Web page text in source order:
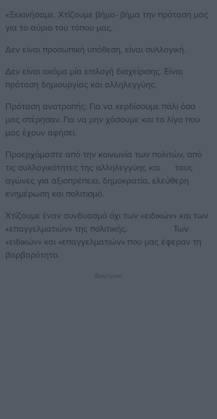
«Ξεκινήσαμε. Χτίζουμε βήμα- βήμα την πρόταση μας
για το αύριο του τόπου μας.
Δεν είναι προσωπική υπόθεση, είναι συλλογική.
Δεν είναι ακόμα μία επιλογή διαχείρισης. Είναι
πρόταση δημιουργίας και αλληλεγγύης.
Πρόταση ανατροπής. Για να κερδίσουμε πάλι όσα
μας στέρησαν. Για να μην χάσουμε και τα λίγα που
μας έχουν αφήσει.
Προερχόμαστε από την κοινωνία των πολιτών, από
τις συλλογικότητες της αλληλεγγύης και τους
αγώνες για αξιοπρέπεια, δημοκρατία, ελεύθερη
ενημέρωση και πολιτισμό.
Χτίζουμε έναν συνδυασμό όχι των «ειδικών» και των
«επαγγελματιών» της πολιτικής. Των
«ειδικών» και «επαγγελματιών» που μας έφεραν τη
βαρβαρότητα.
Διαφήμιση